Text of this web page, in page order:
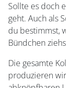
Sollte es doch
geht. Auch als
du bestimmst,
Bündchen
Die gesamte
produzieren